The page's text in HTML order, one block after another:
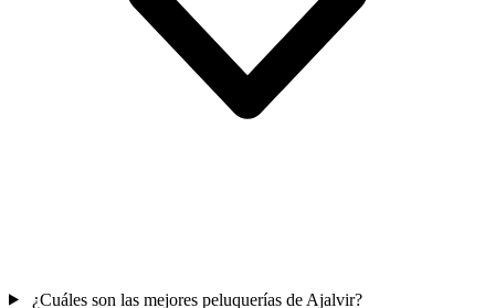
¿Cuáles son las mejores peluquerías de Ajalvir?